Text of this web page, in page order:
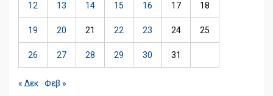
12 13 14 15 16 17 18
19 20 21 22 23 24 25
26 27 28 29 30 31
« Δεκ Φεβ »